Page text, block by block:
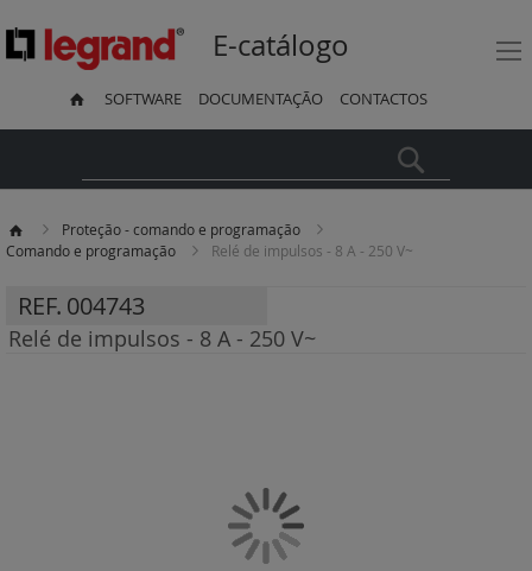
E-catálogo
SOFTWARE DOCUMENTAÇÃO CONTACTOS
Proteção - comando e programação
Comando e programação
Relé de impulsos - 8 A - 250 V~
REF. 004743
Relé de impulsos - 8 A - 250 V~